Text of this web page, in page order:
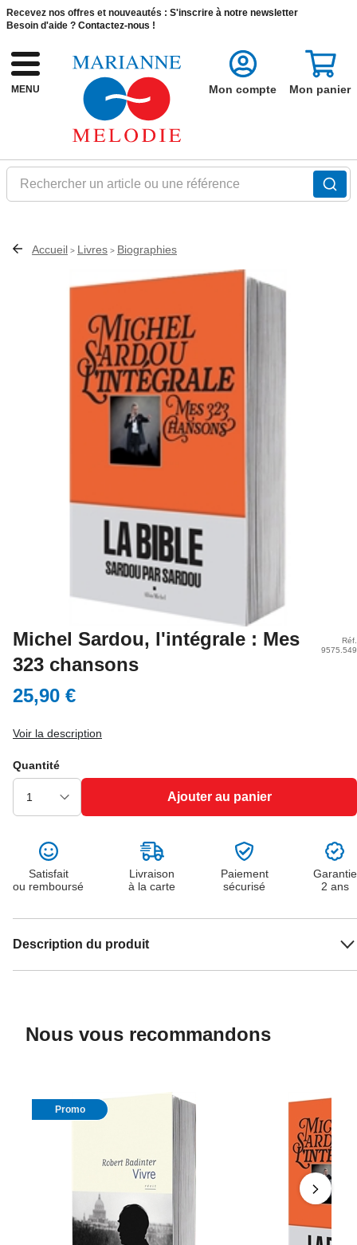
Recevez nos offres et nouveautés : S'inscrire à notre newsletter
Besoin d'aide ? Contactez-nous !
MENU
Rechercher un article ou une référence
Mon compte Mon panier
Accueil > Livres > Biographies
Michel Sardou, l'intégrale : Mes
323 chansons
Réf.
9575.549
25,90 €
Voir la description
Quantité
Ajouter au panier
Satisfait
ou remboursé
Livraison
à la carte
Paiement
sécurisé
Garantie
2 ans
Description du produit
Nous vous recommandons
Promo